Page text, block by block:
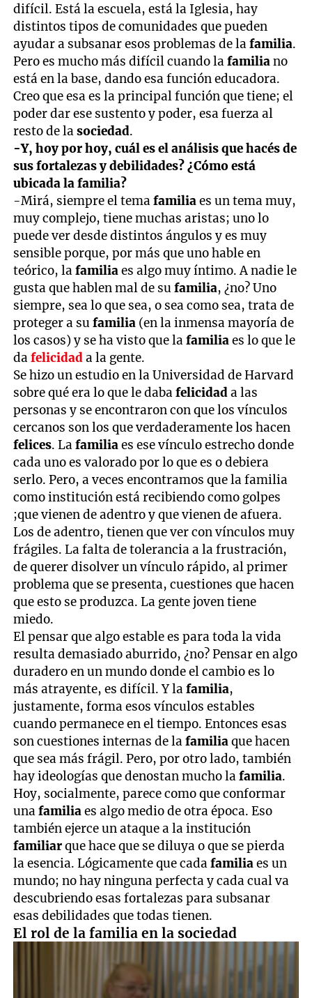
difícil. Está la escuela, está la Iglesia, hay
distintos tipos de comunidades que pueden
ayudar a subsanar esos problemas de lafamilia.
Pero es mucho más difícil cuando lafamiliano
está en la base, dando esa función educadora.
Creo que esa es la principal función que tiene; el
poder dar ese sustento y poder, esa fuerza al
resto de lasociedad.
-Y, hoy por hoy, cuál es el análisis que hacés de
sus fortalezas y debilidades? ¿Cómo está
ubicada la familia?
-Mirá, siempre el temafamiliaes un tema muy,
muy complejo, tiene muchas aristas; uno lo
puede ver desde distintos ángulos y es muy
sensible porque, por más que uno hable en
teórico, lafamiliaes algo muy íntimo. A nadie le
gusta que hablen mal de sufamilia, ¿no? Uno
siempre, sea lo que sea, o sea como sea, trata de
proteger a sufamilia (en la inmensa mayoría de
los casos) y se ha visto que lafamiliaes lo que le
dafelicidada la gente.
Se hizo un estudio en la Universidad de Harvard
sobre qué era lo que le dabafelicidada las
personas y se encontraron con que los vínculos
cercanos son los que verdaderamente los hacen
felices. Lafamiliaes ese vínculo estrecho donde
cada uno es valorado por lo que es o debiera
serlo. Pero, a veces encontramos que la familia
como institución está recibiendo como golpes
;que vienen de adentro y que vienen de afuera.
Los de adentro, tienen que ver con vínculos muy
frágiles. La falta de tolerancia a la frustración,
de querer disolver un vínculo rápido, al primer
problema que se presenta, cuestiones que hacen
que esto se produzca. La gente joven tiene
miedo.
El pensar que algo estable es para toda la vida
resulta demasiado aburrido, ¿no? Pensar en algo
duradero en un mundo donde el cambio es lo
más atrayente, es difícil. Y lafamilia,
justamente, forma esos vínculos estables
cuando permanece en el tiempo. Entonces esas
son cuestiones internas de lafamiliaque hacen
que sea más frágil. Pero, por otro lado, también
hay ideologías que denostan mucho lafamilia.
Hoy, socialmente, parece como que conformar
unafamiliaes algo medio de otra época. Eso
también ejerce un ataque a la institución
familiarque hace que se diluya o que se pierda
la esencia. Lógicamente que cadafamiliaes un
mundo; no hay ninguna perfecta y cada cual va
descubriendo esas fortalezas para subsanar
esas debilidades que todas tienen.
El rol de la familia en la sociedad